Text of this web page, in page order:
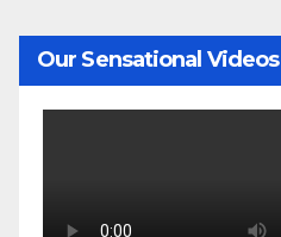
Our Sensational Videos